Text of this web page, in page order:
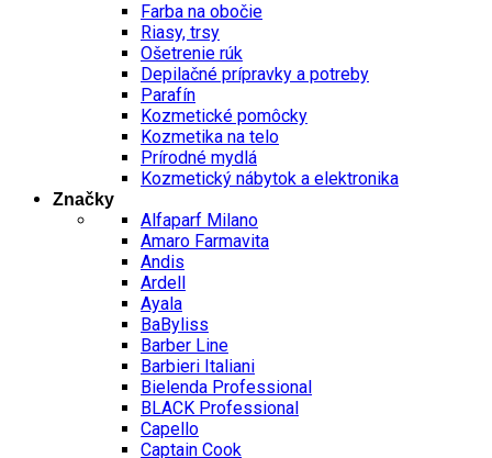
Farba na obočie
Riasy, trsy
Ošetrenie rúk
Depilačné prípravky a potreby
Parafín
Kozmetické pomôcky
Kozmetika na telo
Prírodné mydlá
Kozmetický nábytok a elektronika
Značky
Alfaparf Milano
Amaro Farmavita
Andis
Ardell
Ayala
BaByliss
Barber Line
Barbieri Italiani
Bielenda Professional
BLACK Professional
Capello
Captain Cook